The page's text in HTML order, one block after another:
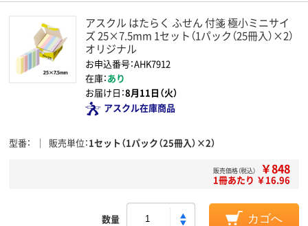
アスクル はたらく ふせん 付箋 極小ミニサイ
ズ 25×7.5mm 1セット（1パック（25冊入）×2）
オリジナル
お申込番号：AHK7912
在庫：あり
お届け日：8月11日（火）
アスクル在庫商品
型番 販売単位 1セット（1パック（25冊入）×2）
販売価格（税込） ￥848
1冊あたり ￥16.96
数量 カゴへ